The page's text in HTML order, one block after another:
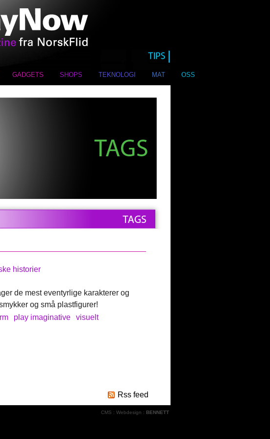
GADGETS SHOPS TEKNOLOGI MAT OSS
historier
de mest eventyrlige karakterer og
og små plastfigurer!
play imaginative visuelt
Rss feed
CMS : Webdesign : BENNETT